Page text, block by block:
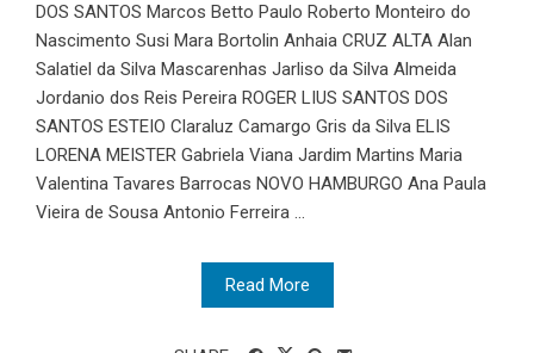
DOS SANTOS Marcos Betto Paulo Roberto Monteiro do
Nascimento Susi Mara Bortolin Anhaia CRUZ ALTA Alan
Salatiel da Silva Mascarenhas Jarliso da Silva Almeida
Jordanio dos Reis Pereira ROGER LIUS SANTOS DOS
SANTOS ESTEIO Claraluz Camargo Gris da Silva ELIS
LORENA MEISTER Gabriela Viana Jardim Martins Maria
Valentina Tavares Barrocas NOVO HAMBURGO Ana Paula
Vieira de Sousa Antonio Ferreira ...
Read More